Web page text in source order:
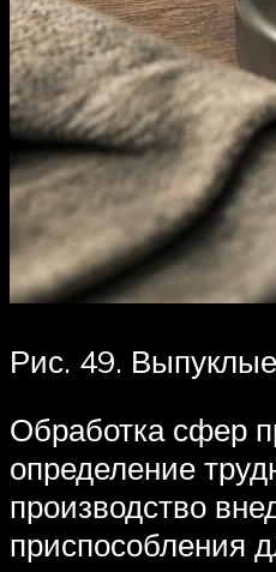
Рис. 49.
Обработка сфер
определение
производство
приспособления